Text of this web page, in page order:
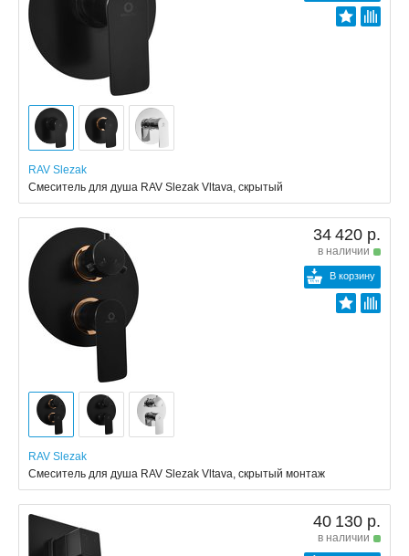
RAV Slezak
Смеситель для душа RAV Slezak Vltava, скрытый
34 420 р.
в наличии
В корзину
RAV Slezak
Смеситель для душа RAV Slezak Vltava, скрытый монтаж
40 130 р.
в наличии